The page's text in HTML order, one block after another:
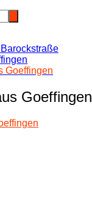
Goeffingen
Goeffingen